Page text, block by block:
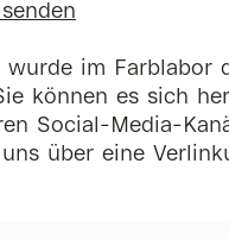
wurde im Farblabor
können es sich
Social-Media-
über eine